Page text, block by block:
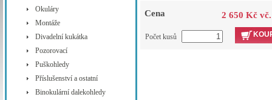
Okuláry
Montáže
Divadelní kukátka
Pozorovací
Puškohledy
Příslušenství a ostatní
Binokulární dalekohledy
Cena 2 650 Kč
Počet kusů